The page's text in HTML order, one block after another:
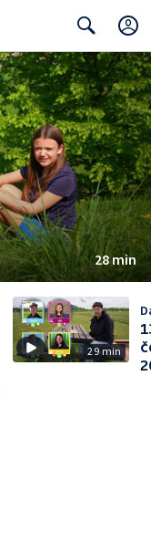
Search
28 min
29 min